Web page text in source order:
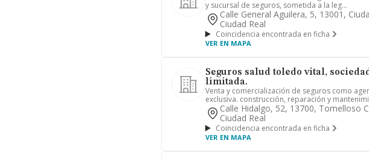
y sucursal de seguros, sometida a la leg...
Calle General Aguilera, 5, 13001,
Ciudad Real
Coincidencia encontrada en ficha
VER EN MAPA
Seguros salud toledo vital,
limitada.
Venta y comercialización de seguros como
exclusiva. construcción, reparación y
Calle Hidalgo, 52, 13700, Tomelloso
Ciudad Real
Coincidencia encontrada en ficha
VER EN MAPA